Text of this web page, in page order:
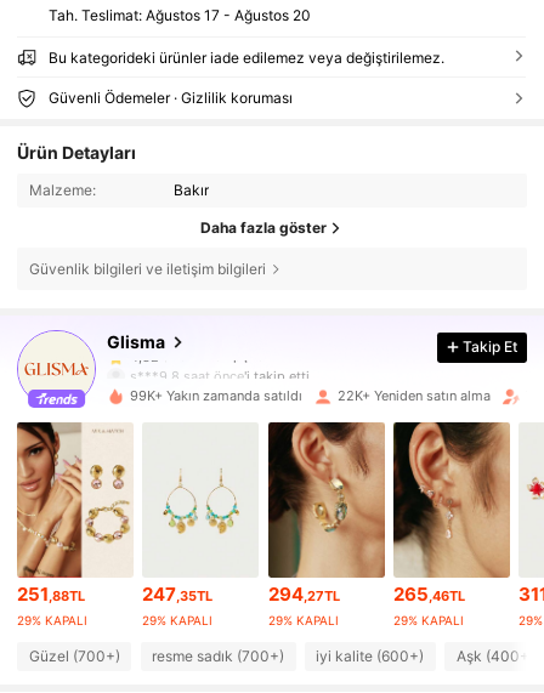
Tah. Teslimat: Ağustos 17 - Ağustos 20
Bu kategorideki ürünler iade edilemez veya değiştirilemez.
Güvenli Ödemeler · Gizlilik koruması
Ürün Detayları
Malzeme: Bakır
Daha fazla göster
Güvenlik bilgileri ve iletişim bilgileri
Glisma
4,82
104K Takipçiler
s***9 8 saat önce 'i takip etti
104K Takipçiler
104K Takipçiler
4,82 104K Takipçiler
104K Takipçiler
Takip Et
99K+ Yakın zamanda satıldı 22K+ Yeniden satın alma
251 ,88TL
29% KAPALI
247 ,35TL
29% KAPALI
294,27TL
29% KAPALI
265 ,46TL
29% KAPALI
Güzel (700+) resme sadık (700+) iyi kalite (600+) Aşk (400+)